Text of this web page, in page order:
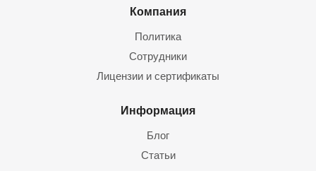
Компания
Политика
Сотрудники
Лицензии и сертификаты
Информация
Блог
Статьи